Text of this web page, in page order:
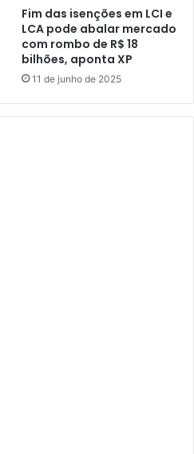
Fim das isenções em LCI e
LCA pode abalar mercado
com rombo de R$ 18
bilhões, aponta XP
11 de junho de 2025